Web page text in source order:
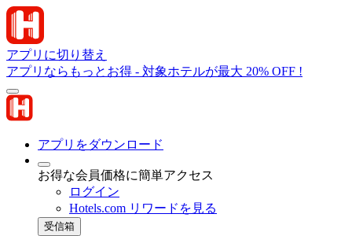
アプリに切り替え
アプリならもっとお得 - 対象ホテルが最大 20% OFF !
アプリをダウンロード
お得な会員価格に簡単アクセス
ログイン
Hotels.com リワードを見る
受信箱